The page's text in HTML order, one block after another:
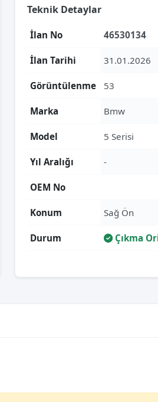
Teknik Detaylar
İlan No 46530134
İlan Tarihi 31.01.2026
Görüntülenme 53
Marka Bmw
Model 5 Serisi
Yıl Aralığı -
OEM No
Konum Sağ Ön
Durum Çıkma